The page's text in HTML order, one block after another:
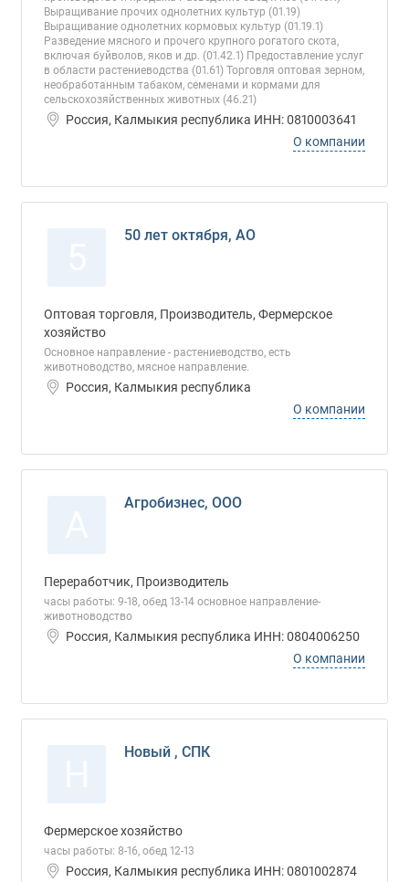
Выращивание прочих однолетних культур (01.19)
Выращивание однолетних кормовых культур (01.19.1)
Разведение мясного и прочего крупного рогатого скота,
включая буйволов, яков и др. (01.42.1) Предоставление услуг
в области растениеводства (01.61) Торговля оптовая зерном,
необработанным табаком, семенами и кормами для
сельскохозяйственных животных (46.21)
Россия, Калмыкия республика ИНН: 0810003641
О компании
50 лет октября, АО
Оптовая торговля, Производитель, Фермерское
хозяйство
Основное направление - растениеводство, есть
животноводство, мясное направление.
Россия, Калмыкия республика
О компании
Агробизнес, ООО
Переработчик, Производитель
часы работы: 9-18, обед 13-14 основное направление-
животноводство
Россия, Калмыкия республика ИНН: 0804006250
О компании
Новый , СПК
Фермерское хозяйство
часы работы: 8-16, обед 12-13
Россия, Калмыкия республика ИНН: 0801002874